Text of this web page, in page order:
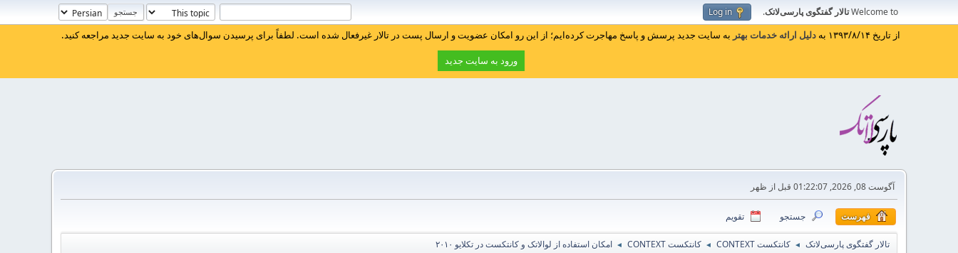
Welcome toتالار گفتگوی پارسی‌لاتک.
Log in
از تاریخ ۱۳۹۳/۸/۱۴ به دلیل ارائه خدمات بهتر به سایت جدید پرسش و پاسخ مهاجرت کرده‌ایم؛ از این رو امکان عضویت و ارسال پست در تالار غیرفعال شده است. لطفاً برای پرسیدن سوال‌های خود به سایت جدید مراجعه کنید.
ورود به سایت جدید
آگوست 08, 2026, 01:22:07 قبل از ظهر
فهرست جستجو تقویم
تالار گفتگوی پارسی‌لاتک ◄ کانتکست CONTEXT ◄ کانتکست CONTEXT ◄ امکان استفاده از لوالاتک و کانتکست در تکلایو ۲۰۱۰